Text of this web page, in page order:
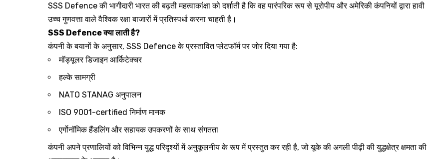
SSS Defence की भागीदारी भारत की बढ़ती महत्वाकांक्षा को दर्शाती है कि वह पारंपरिक रूप से यूरोपीय और अमेरिकी कंपनियों द्वारा हावी
उच्च गुणवत्ता वाले वैश्विक रक्षा बाजारों में प्रतिस्पर्धा करना चाहती है।
SSS Defence क्या लाती है?
कंपनी के बयानों के अनुसार, SSS Defence के प्रस्तावित प्लेटफॉर्म पर जोर दिया गया है:
मॉड्यूलर डिजाइन आर्किटेक्चर
हल्के सामग्री
NATO STANAG अनुपालन
ISO 9001-certified निर्माण मानक
एर्गोनॉमिक हैंडलिंग और सहायक उपकरणों के साथ संगतता
कंपनी अपने प्रणालियों को विभिन्न युद्ध परिदृश्यों में अनुकूलनीय के रूप में प्रस्तुत कर रही है, जो यूके की अगली पीढ़ी की युद्धक्षेत्र क्षमता की